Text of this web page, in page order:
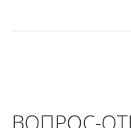
ВОПРОС-